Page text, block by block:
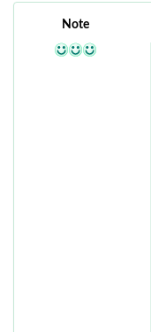
Note